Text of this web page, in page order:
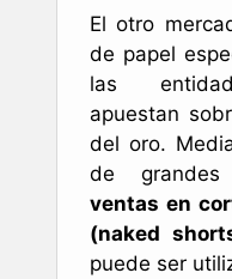
El otro
de papel
las
apuestan
del oro.
de
ventas en
(naked
puede ser